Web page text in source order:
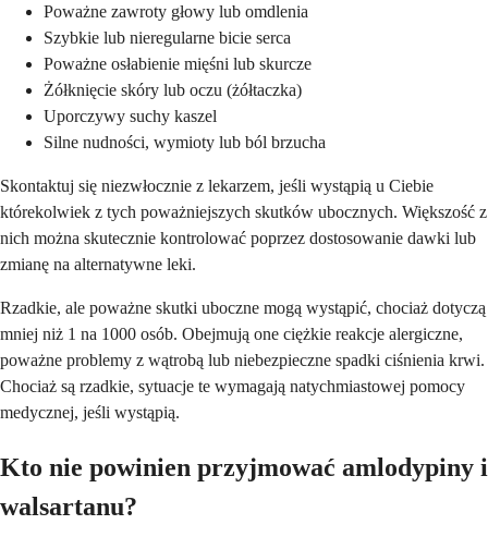
Poważne zawroty głowy lub omdlenia
Szybkie lub nieregularne bicie serca
Poważne osłabienie mięśni lub skurcze
Żółknięcie skóry lub oczu (żółtaczka)
Uporczywy suchy kaszel
Silne nudności, wymioty lub ból brzucha
Skontaktuj się niezwłocznie z lekarzem, jeśli wystąpią u Ciebie
którekolwiek z tych poważniejszych skutków ubocznych. Większość z
nich można skutecznie kontrolować poprzez dostosowanie dawki lub
zmianę na alternatywne leki.
Rzadkie, ale poważne skutki uboczne mogą wystąpić, chociaż dotyczą
mniej niż 1 na 1000 osób. Obejmują one ciężkie reakcje alergiczne,
poważne problemy z wątrobą lub niebezpieczne spadki ciśnienia krwi.
Chociaż są rzadkie, sytuacje te wymagają natychmiastowej pomocy
medycznej, jeśli wystąpią.
Kto nie powinien przyjmować amlodypiny i
walsartanu?